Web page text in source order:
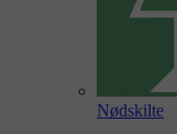
Nødskilte